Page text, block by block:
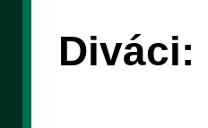
Diváci: